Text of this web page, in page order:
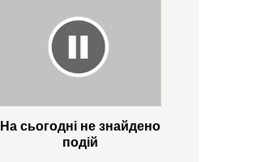
На сьогодні не знайдено
подій